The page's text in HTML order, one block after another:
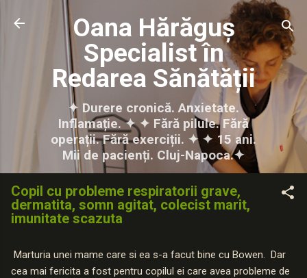
Treceți la conținutul principal
Oana Hărăguș
Specialist în
Redarea Sănătății
✦ Durere cronică. Anxietate.
Inflamație. ✦ ✦ Fără pilule. Fără
operații. Fără exerciții. ✦ ✦ 15 ani.
Mii de pacienți. Cluj-Napoca.✦
Copil cu probleme respiratorii grave,
dermatita, somn agitat, colecist marit,
imunitate scazuta
Marturia unei mame care si ea s-a facut bine cu Bowen. Dar
cea mai fericita a fost pentru copilul ei care avea probleme de